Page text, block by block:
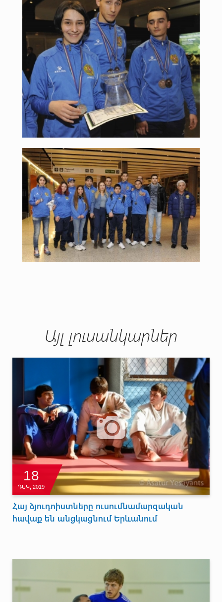
Այլ լուսանկարներ
18
ԴԵԿ, 2019
Հայ ձյուդոիստները ուսումնամարզական
հավաք են անցկացնում Երևանում